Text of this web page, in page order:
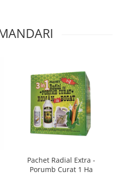
Pachet Radial Extra -
Porumb Curat 1 Ha